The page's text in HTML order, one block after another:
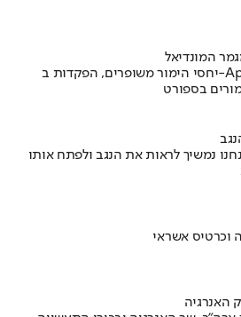
המונדיאל
בספורט
נמשיך לראות את הנגב ולפתח אותו
האנרגיה